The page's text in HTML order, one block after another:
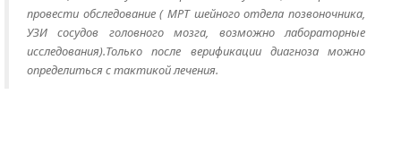
провести обследование ( МРТ шейного отдела позвоночника,
УЗИ сосудов головного мозга, возможно лабораторные
исследования).Только после верификации диагноза можно
определиться с тактикой лечения.